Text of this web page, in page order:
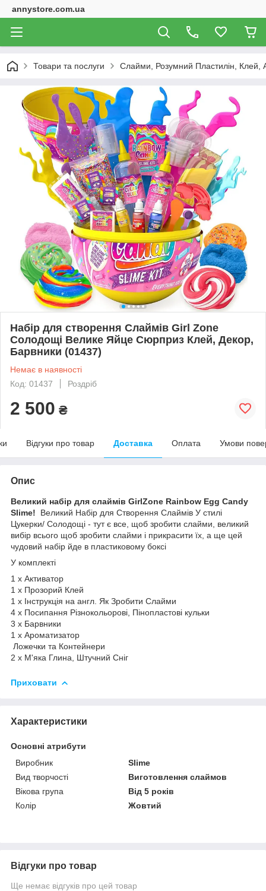
annystore.com.ua
Товари та послуги Слайми, Розумний Пластилін, Клей,
Набір для створення Слаймів Girl Zone
Солодощі Велике Яйце Сюрприз Клей, Декор,
Барвники (01437)
Немає в наявності
Код: 01437
Роздріб
2 500 ₴
Відгуки про товар Доставка Оплата Умови
Опис
Великий набір для слаймів GirlZone Rainbow Egg Candy
Slime!
Великий Набір для Створення Слаймів У стилі
Цукерки/ Солодощі - тут є все, щоб зробити слайми, великий
вибір всього щоб зробити слайми і прикрасити їх, а ще цей
чудовий набір йде в пластиковому боксі
У комплекті
1 x Активатор
1 x Прозорий Клей
1 x Інструкція на англ. Як Зробити Слайми
4 x Посипання Різнокольорові, Пінопластові кульки
3 x Барвники
1 x Ароматизатор
Ложечки та Контейнери
2 х М'яка Глина, Штучний Сніг
Приховати
Характеристики
Основні атрибути
Виробник
Slime
Вид творчості
Виготовлення слаймов
Вікова група
Від 5 років
Колір
Жовтий
Відгуки про товар
Ще немає відгуків про цей товар